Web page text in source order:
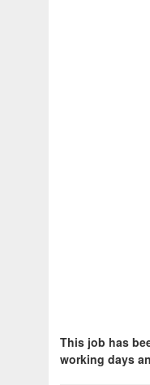
This job has
working days